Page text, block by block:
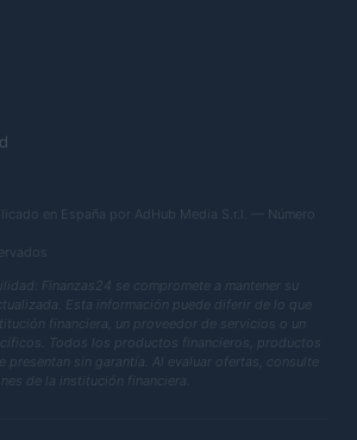
en España por AdHub Media S.r.l. — Número
Finanzas24 se compromete a mantener su
Esta información puede diferir de lo que
financiera, un proveedor de servicios o un
Todos los productos financieros, productos
presentan sin garantía. Al evaluar ofertas, consulte
de la institución financiera.